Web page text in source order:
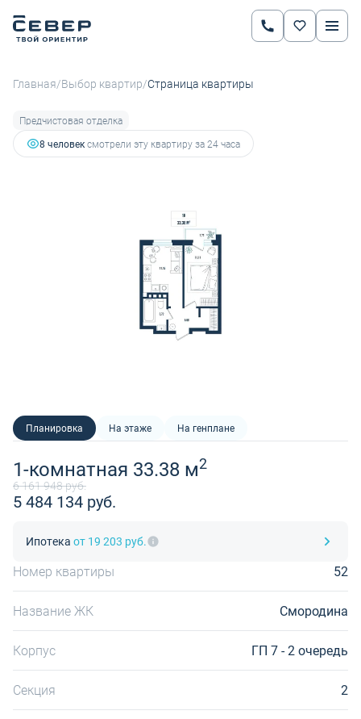
Главная/Выбор квартир/Страница квартиры
Предчистовая отделка
8 человексмотрели эту квартиру за 24 часа
Планировка На этаже На генплане
1-комнатная 33.38 м2
6 161 948 руб.
5 484 134 руб.
Ипотека от 19 203 руб.
Номер квартиры 52
Название ЖК Смородина
Корпус ГП 7 - 2 очередь
Секция 2